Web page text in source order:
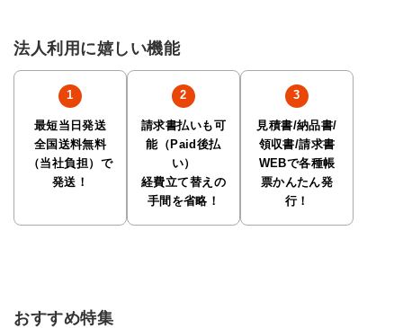
法人利用に嬉しい機能
最短当日発送
全国送料無料
（当社負担）で
発送！
請求書払いも可
能（Paid後払
い）
経費立て替えの
手間を省略！
見積書/納品書/
領収書/請求書
WEBで各種帳
票かんたん発
行！
おすすめ特集